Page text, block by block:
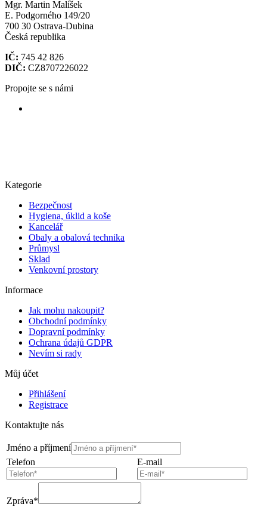
Mgr. Martin Malíšek
E. Podgorného 149/20
700 30 Ostrava-Dubina
Česká republika
IČ: 745 42 826
DIČ: CZ8707226022
Propojte se s námi
Kategorie
Bezpečnost
Hygiena, úklid a koše
Kancelář
Obaly a obalová technika
Průmysl
Sklad
Venkovní prostory
Informace
Jak mohu nakoupit?
Obchodní podmínky
Dopravní podmínky
Ochrana údajů GDPR
Nevím si rady
Můj účet
Přihlášení
Registrace
Kontaktujte nás
Jméno a příjmení
Telefon
E-mail
Zpráva*